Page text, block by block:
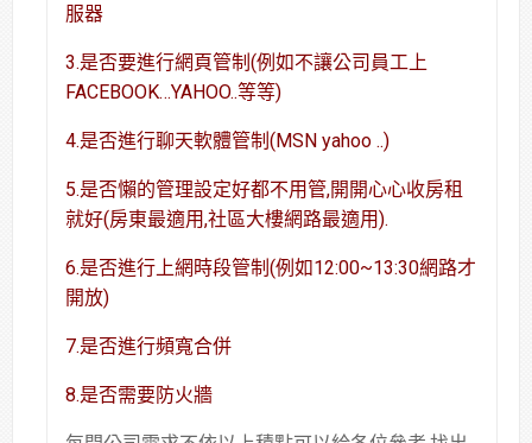
服器
3.是否要進行網頁管制(例如不讓公司員工上
FACEBOOK…YAHOO..等等)
4.是否進行聊天軟體管制(MSN yahoo ..)
5.是否懶的管理設定好都不用管,開開心心收房租
就好(房東最適用,社區大樓網路最適用).
6.是否進行上網時段管制(例如12:00~13:30網路才
開放)
7.是否進行頻寬合併
8.是否需要防火牆